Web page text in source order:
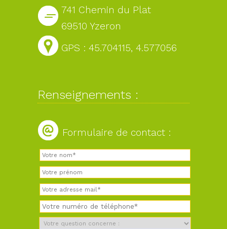
741 Chemin du Plat
69510 Yzeron
GPS : 45.704115, 4.577056
Renseignements :
Formulaire de contact :